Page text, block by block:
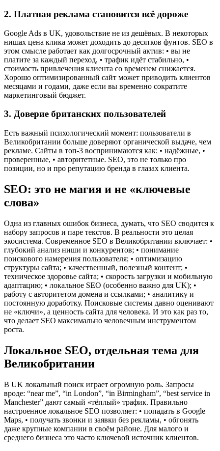
2. Платная реклама становится всё дороже
Google Ads в UK, удовольствие не из дешёвых. В некоторых
нишах цена клика может доходить до десятков фунтов. SEO в
этом смысле работает как долгосрочный актив: • вы не
платите за каждый переход, • трафик идёт стабильно, •
стоимость привлечения клиента со временем снижается.
Хорошо оптимизированный сайт может приводить клиентов
месяцами и годами, даже если вы временно сократите
маркетинговый бюджет.
3. Доверие британских пользователей
Есть важный психологический момент: пользователи в
Великобритании больше доверяют органической выдаче, чем
рекламе. Сайты в топ-3 воспринимаются как: • надёжные, •
проверенные, • авторитетные. SEO, это не только про
позиции, но и про репутацию бренда в глазах клиента.
SEO: это не магия и не «ключевые
слова»
Одна из главных ошибок бизнеса, думать, что SEO сводится к
набору запросов и паре текстов. В реальности это целая
экосистема. Современное SEO в Великобритании включает: •
глубокий анализ ниши и конкурентов; • понимание
поискового намерения пользователя; • оптимизацию
структуры сайта; • качественный, полезный контент; •
техническое здоровье сайта; • скорость загрузки и мобильную
адаптацию; • локальное SEO (особенно важно для UK); •
работу с авторитетом домена и ссылками; • аналитику и
постоянную доработку. Поисковые системы давно оценивают
не «ключи», а ценность сайта для человека. И это как раз то,
что делает SEO максимально человечным инструментом
роста.
Локальное SEO, отдельная тема для
Великобритании
В UK локальный поиск играет огромную роль. Запросы
вроде: “near me”, “in London”, “in Birmingham”, “best service in
Manchester” дают самый «тёплый» трафик. Правильно
настроенное локальное SEO позволяет: • попадать в Google
Maps, • получать звонки и заявки без рекламы, • обгонять
даже крупные компании в своём районе. Для малого и
среднего бизнеса это часто ключевой источник клиентов.